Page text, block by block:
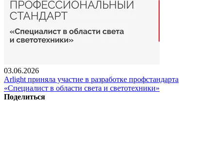
03.06.2026
Arlight приняла участие в разработке профстандарта
«Специалист в области света и светотехники»
Поделиться